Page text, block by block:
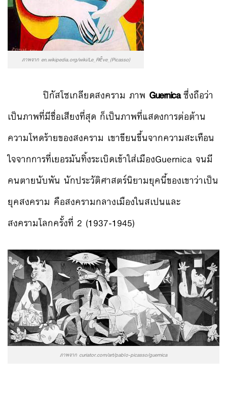
ภาพจาก en.wikipedia.org/wiki/Le_Rêve_(Picasso)
ปิกัสโซเกลียดสงคราม ภาพ Guernicaซึ่งถือว่า
เป็นภาพที่มีชื่อเสียงที่สุด ก็เป็นภาพที่แสดงการต่อต้าน
ความโหดร้ายของสงคราม เขาขียนขึ้นจากความสะเทือน
ใจจากการที่เยอรมันทิ้งระเบิดเข้าใส่เมืองGuernica จนมี
คนตายนับพัน นักประวัติศาสตร์นิยามยุคนี้ของเขาว่าเป็น
ยุคสงคราม คือสงครามกลางเมืองในสเปนและ
สงครามโลกครั้งที่ 2 (1937-1945)
ภาพจาก curiator.com/art/pablo-picasso/guernica